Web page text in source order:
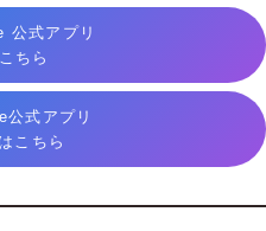
気に入り登録機能ITEM LISTから「お気に入りア
テムの画像の左上にあるハートマークをクリッ
式アプリ
ちら
式アプリ
こちら